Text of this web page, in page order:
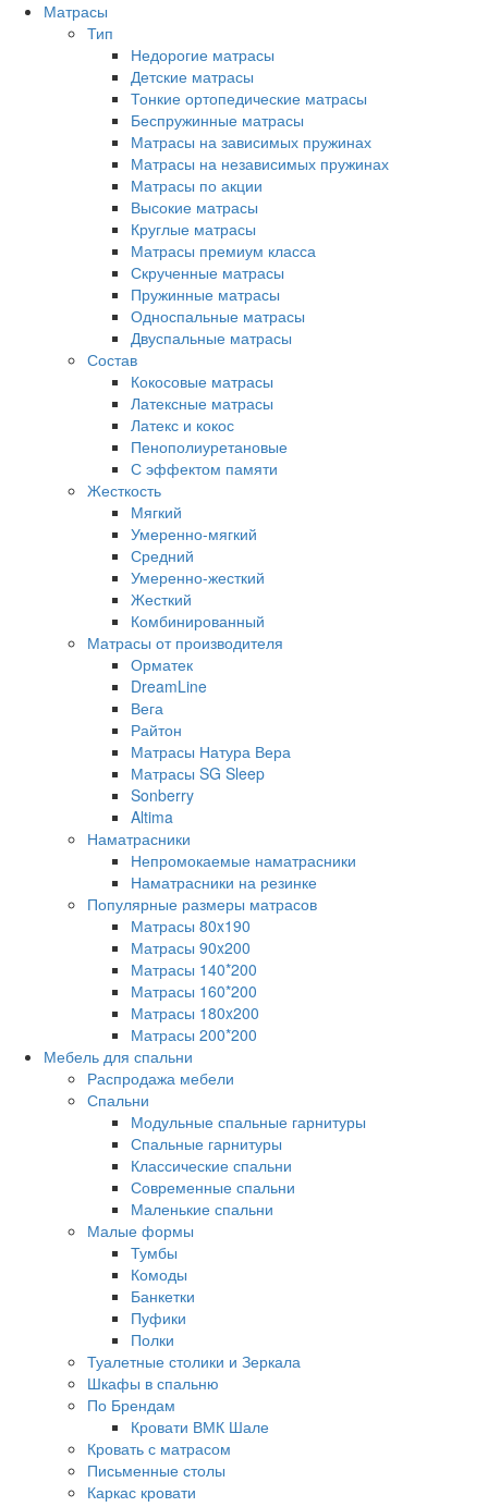
Матрасы
Тип
Недорогие матрасы
Детские матрасы
Тонкие ортопедические матрасы
Беспружинные матрасы
Матрасы на зависимых пружинах
Матрасы на независимых пружинах
Матрасы по акции
Высокие матрасы
Круглые матрасы
Матрасы премиум класса
Скрученные матрасы
Пружинные матрасы
Односпальные матрасы
Двуспальные матрасы
Состав
Кокосовые матрасы
Латексные матрасы
Латекс и кокос
Пенополиуретановые
С эффектом памяти
Жесткость
Мягкий
Умеренно-мягкий
Средний
Умеренно-жесткий
Жесткий
Комбинированный
Матрасы от производителя
Орматек
DreamLine
Вега
Райтон
Матрасы Натура Вера
Матрасы SG Sleep
Sonberry
Altima
Наматрасники
Непромокаемые наматрасники
Наматрасники на резинке
Популярные размеры матрасов
Матрасы 80x190
Матрасы 90x200
Матрасы 140*200
Матрасы 160*200
Матрасы 180x200
Матрасы 200*200
Мебель для спальни
Распродажа мебели
Спальни
Модульные спальные гарнитуры
Спальные гарнитуры
Классические спальни
Современные спальни
Маленькие спальни
Малые формы
Тумбы
Комоды
Банкетки
Пуфики
Полки
Туалетные столики и Зеркала
Шкафы в спальню
По Брендам
Кровати ВМК Шале
Кровать с матрасом
Письменные столы
Каркас кровати